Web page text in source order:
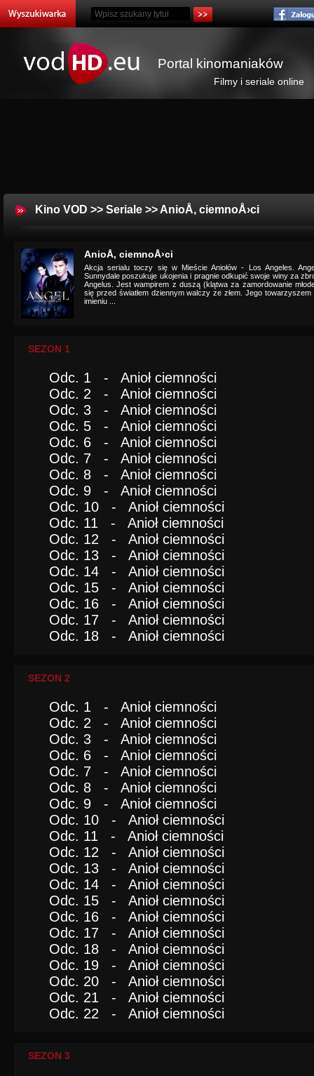
Portal kinomaniaków
Filmy i seriale online
Kino VOD >> Seriale >> AnioÅ‚ ciemnoÅ›ci
AnioÅ‚ ciemnoÅ›ci
Akcja serialu toczy się w Mieście Aniołów - Los Angeles.
Sunnydale poszukuje ukojenia i pragnie odkupić swoje winy za
Angelus. Jest wampirem z duszą (klątwa za zamordowanie
się przed światłem dziennym walczy ze złem. Jego towarzyszem
imieniu ...
SEZON 1
Odc. 1 - Anioł ciemności
Odc. 2 - Anioł ciemności
Odc. 3 - Anioł ciemności
Odc. 5 - Anioł ciemności
Odc. 6 - Anioł ciemności
Odc. 7 - Anioł ciemności
Odc. 8 - Anioł ciemności
Odc. 9 - Anioł ciemności
Odc. 10 - Anioł ciemności
Odc. 11 - Anioł ciemności
Odc. 12 - Anioł ciemności
Odc. 13 - Anioł ciemności
Odc. 14 - Anioł ciemności
Odc. 15 - Anioł ciemności
Odc. 16 - Anioł ciemności
Odc. 17 - Anioł ciemności
Odc. 18 - Anioł ciemności
SEZON 2
Odc. 1 - Anioł ciemności
Odc. 2 - Anioł ciemności
Odc. 3 - Anioł ciemności
Odc. 6 - Anioł ciemności
Odc. 7 - Anioł ciemności
Odc. 8 - Anioł ciemności
Odc. 9 - Anioł ciemności
Odc. 10 - Anioł ciemności
Odc. 11 - Anioł ciemności
Odc. 12 - Anioł ciemności
Odc. 13 - Anioł ciemności
Odc. 14 - Anioł ciemności
Odc. 15 - Anioł ciemności
Odc. 16 - Anioł ciemności
Odc. 17 - Anioł ciemności
Odc. 18 - Anioł ciemności
Odc. 19 - Anioł ciemności
Odc. 20 - Anioł ciemności
Odc. 21 - Anioł ciemności
Odc. 22 - Anioł ciemności
SEZON 3